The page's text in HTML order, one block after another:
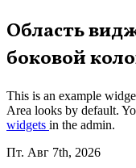
Перейти
к
содержимому
Область
боковой
This is an example
Area looks by default.
widgets in the admin.
Пт. Авг 7th, 2026